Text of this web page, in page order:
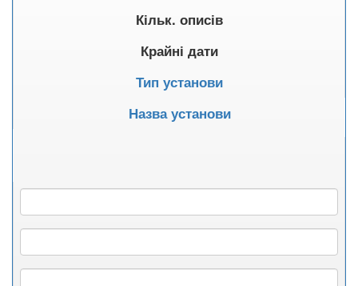
Кільк. описів
Крайні дати
Тип установи
Назва установи